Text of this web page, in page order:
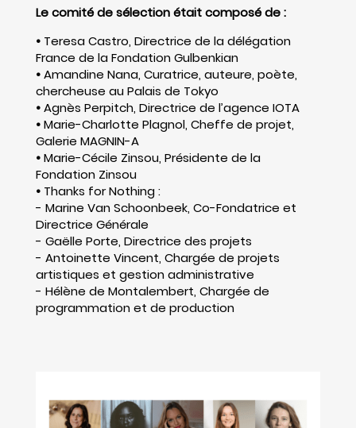
Le comité de sélection était composé de :
• Teresa Castro, Directrice de la délégation
France de la Fondation Gulbenkian
•Amandine Nana, Curatrice, auteure, poète,
chercheuse au Palais de Tokyo
•Agnès Perpitch, Directrice de l’agence IOTA
•Marie-Charlotte Plagnol, Cheffe de projet,
Galerie MAGNIN-A
•Marie-Cécile Zinsou, Présidente de la
Fondation Zinsou
• Thanks for Nothing :
- Marine Van Schoonbeek, Co-Fondatrice et
Directrice Générale
- Gaëlle Porte, Directrice des projets
- Antoinette Vincent, Chargée de projets
artistiques et gestion administrative
- Hélène de Montalembert, Chargée de
programmation et de production